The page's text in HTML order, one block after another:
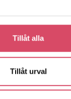
Tillåt alla
Tillåt urval